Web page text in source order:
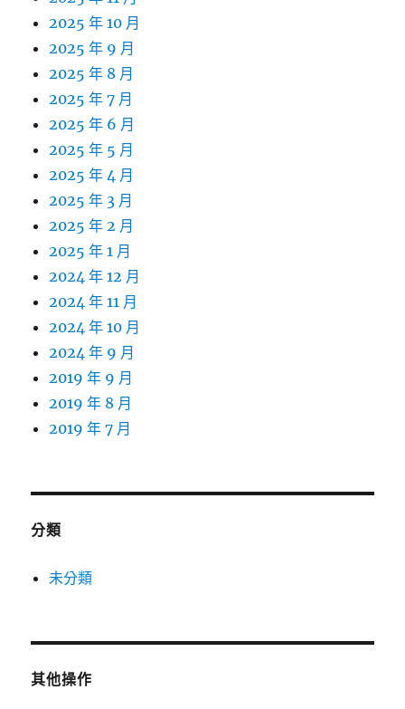
2025 年 10 月
2025 年 9 月
2025 年 8 月
2025 年 7 月
2025 年 6 月
2025 年 5 月
2025 年 4 月
2025 年 3 月
2025 年 2 月
2025 年 1 月
2024 年 12 月
2024 年 11 月
2024 年 10 月
2024 年 9 月
2019 年 9 月
2019 年 8 月
2019 年 7 月
分類
未分類
其他操作